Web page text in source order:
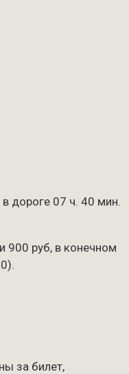
дороге 07 ч. 40 мин.
900 руб, в конечном
за билет,